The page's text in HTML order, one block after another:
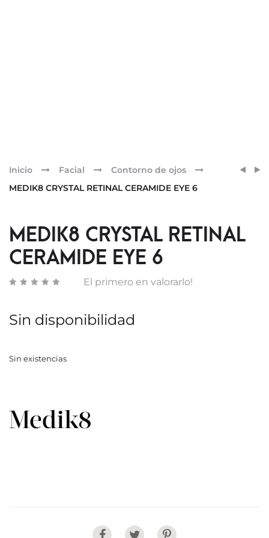
10
Inicio Facial
Contorno de ojos
MEDIK8 CRYSTAL RETINAL CERAMIDE EYE 6
MEDIK8 CRYSTAL RETINAL
CERAMIDE EYE 6
El primero en valorarlo!
Sin disponibilidad
Sin existencias
Share